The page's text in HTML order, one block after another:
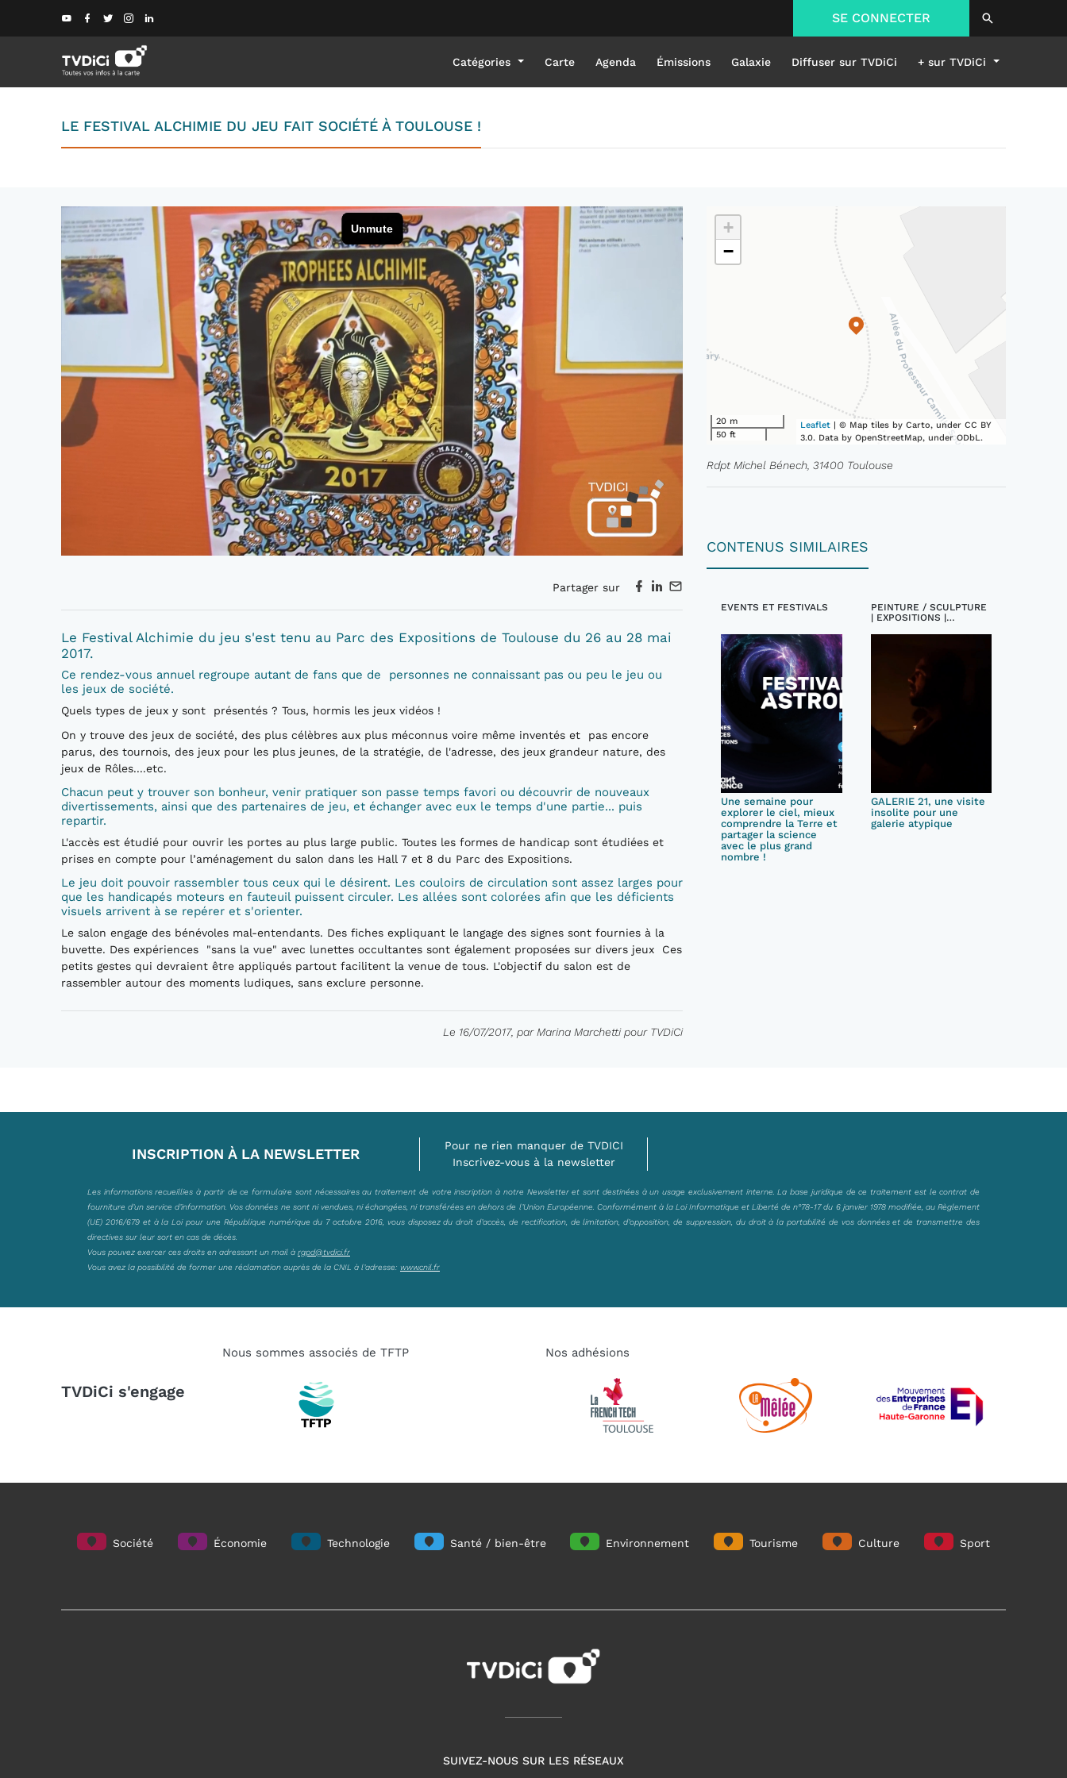
SE CONNECTER
Catégories Carte Agenda Émissions Galaxie Diffuser sur TVDiCi + sur TVDiCi
LE FESTIVAL ALCHIMIE DU JEU FAIT SOCIÉTÉ À TOULOUSE !
Partager sur
Le Festival Alchimie du jeu s'est tenu au Parc des Expositions de Toulouse du 26 au 28 mai
2017.
Ce rendez-vous annuel regroupe autant de fans que de personnes ne connaissant pas ou peu le jeu ou
les jeux de société.
Quels types de jeux y sont présentés ? Tous, hormis les jeux vidéos !
On y trouve des jeux de société, des plus célèbres aux plus méconnus voire même inventés et pas encore
parus, des tournois, des jeux pour les plus jeunes, de la stratégie, de l'adresse, des jeux grandeur nature, des
jeux de Rôles....etc.
Chacun peut y trouver son bonheur, venir pratiquer son passe temps favori ou découvrir de nouveaux
divertissements, ainsi que des partenaires de jeu, et échanger avec eux le temps d'une partie... puis
repartir.
L'accès est étudié pour ouvrir les portes au plus large public. Toutes les formes de handicap sont étudiées et
prises en compte pour l’aménagement du salon dans les Hall 7 et 8 du Parc des Expositions.
Le jeu doit pouvoir rassembler tous ceux qui le désirent. Les couloirs de circulation sont assez larges pour
que les handicapés moteurs en fauteuil puissent circuler. Les allées sont colorées afin que les déficients
visuels arrivent à se repérer et s'orienter.
Le salon engage des bénévoles mal-entendants. Des fiches expliquant le langage des signes sont fournies à la
buvette. Des expériences "sans la vue" avec lunettes occultantes sont également proposées sur divers jeux Ces
petits gestes qui devraient être appliqués partout facilitent la venue de tous. L'objectif du salon est de
rassembler autour des moments ludiques, sans exclure personne.
Le 16/07/2017, par Marina Marchetti pour TVDiCi
+
−
20 m
50 ft
Leaflet | © Map tiles by Carto, under CC BY
3.0. Data by OpenStreetMap, under ODbL.
Rdpt Michel Bénech, 31400 Toulouse
CONTENUS SIMILAIRES
EVENTS ET FESTIVALS
Une semaine pour
explorer le ciel, mieux
comprendre la Terre et
partager la science
avec le plus grand
nombre !
PEINTURE / SCULPTURE
| EXPOSITIONS |
GALERIE 21, une visite
insolite pour une
galerie atypique
INSCRIPTION À LA NEWSLETTER
Pour ne rien manquer de TVDICI
Inscrivez-vous à la newsletter
Les informations recueillies à partir de ce formulaire sont nécessaires au traitement de votre inscription à notre Newsletter et sont destinées à un usage exclusivement interne. La base juridique de ce traitement est le contrat de
fourniture d’un service d’information. Vos données ne sont ni vendues, ni échangées, ni transférées en dehors de l’Union Européenne. Conformément à la Loi Informatique et Liberté de n°78-17 du 6 janvier 1978 modifiée, au Règlement
(UE) 2016/679 et à la Loi pour une République numérique du 7 octobre 2016, vous disposez du droit d’accès, de rectification, de limitation, d’opposition, de suppression, du droit à la portabilité de vos données et de transmettre des
directives sur leur sort en cas de décès.
Vous pouvez exercer ces droits en adressant un mail à rgpd@tvdici.fr
Vous avez la possibilité de former une réclamation auprès de la CNIL à l’adresse: www.cnil.fr
TVDiCi s'engage
Nous sommes associés de TFTP Nos adhésions
Société Économie Technologie Santé / bien-être Environnement Tourisme Culture Sport
SUIVEZ-NOUS SUR LES RÉSEAUX